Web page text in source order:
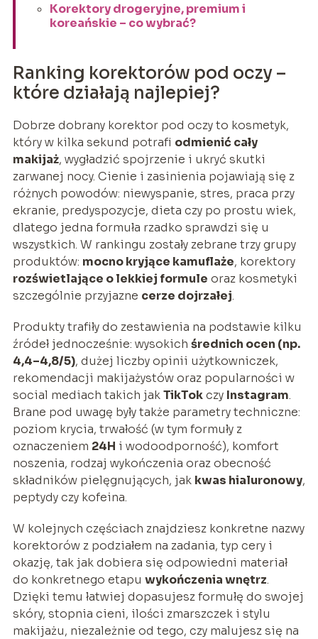
Korektory drogeryjne, premium i
koreańskie – co wybrać?
Ranking korektorów pod oczy –
które działają najlepiej?
Dobrze dobrany korektor pod oczy to kosmetyk,
który w kilka sekund potrafi odmienić cały
makijaż, wygładzić spojrzenie i ukryć skutki
zarwanej nocy. Cienie i zasinienia pojawiają się z
różnych powodów: niewyspanie, stres, praca przy
ekranie, predyspozycje, dieta czy po prostu wiek,
dlatego jedna formuła rzadko sprawdzi się u
wszystkich. W rankingu zostały zebrane trzy grupy
produktów: mocno kryjące kamuflaże, korektory
rozświetlające o lekkiej formule oraz kosmetyki
szczególnie przyjazne cerze dojrzałej.
Produkty trafiły do zestawienia na podstawie kilku
źródeł jednocześnie: wysokich średnich ocen (np.
4,4–4,8/5), dużej liczby opinii użytkowniczek,
rekomendacji makijażystów oraz popularności w
social mediach takich jakTikTokczy Instagram.
Brane pod uwagę były także parametry techniczne:
poziom krycia, trwałość (w tym formuły z
oznaczeniem 24H i wodoodporność), komfort
noszenia, rodzaj wykończenia oraz obecność
składników pielęgnujących, jak kwas hialuronowy,
peptydy czy kofeina.
W kolejnych częściach znajdziesz konkretne nazwy
korektorów z podziałem na zadania, typ cery i
okazję, tak jak dobiera się odpowiedni materiał
do konkretnego etapu wykończenia wnętrz.
Dzięki temu łatwiej dopasujesz formułę do swojej
skóry, stopnia cieni, ilości zmarszczek i stylu
makijażu, niezależnie od tego, czy malujesz się na